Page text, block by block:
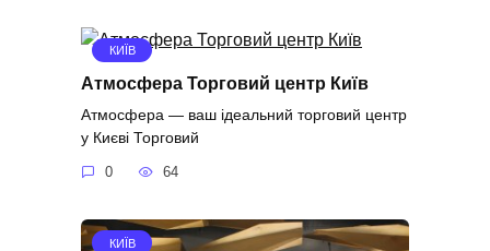
КИЇВ
Атмосфера Торговий центр Київ
Атмосфера — ваш ідеальний торговий центр
у Києві Торговий
0 64
КИЇВ